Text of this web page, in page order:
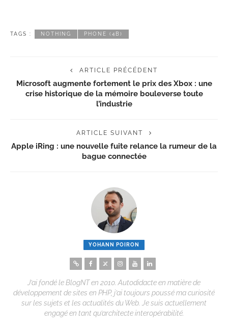
TAGS : NOTHING PHONE (4B)
ARTICLE PRÉCÉDENT
Microsoft augmente fortement le prix des Xbox : une
crise historique de la mémoire bouleverse toute
l’industrie
ARTICLE SUIVANT
Apple iRing : une nouvelle fuite relance la rumeur de la
bague connectée
YOHANN POIRON
J’ai fondé le BlogNT en 2010. Autodidacte en matière de
développement de sites en PHP, j’ai toujours poussé ma curiosité
sur les sujets et les actualités du Web. Je suis actuellement
engagé en tant qu’architecte interopérabilité.